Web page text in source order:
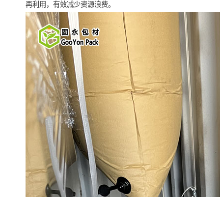
再利用，有效减少资源浪费。